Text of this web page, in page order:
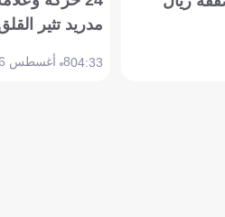
مدريد تثير
04:338 أغسطس 2026